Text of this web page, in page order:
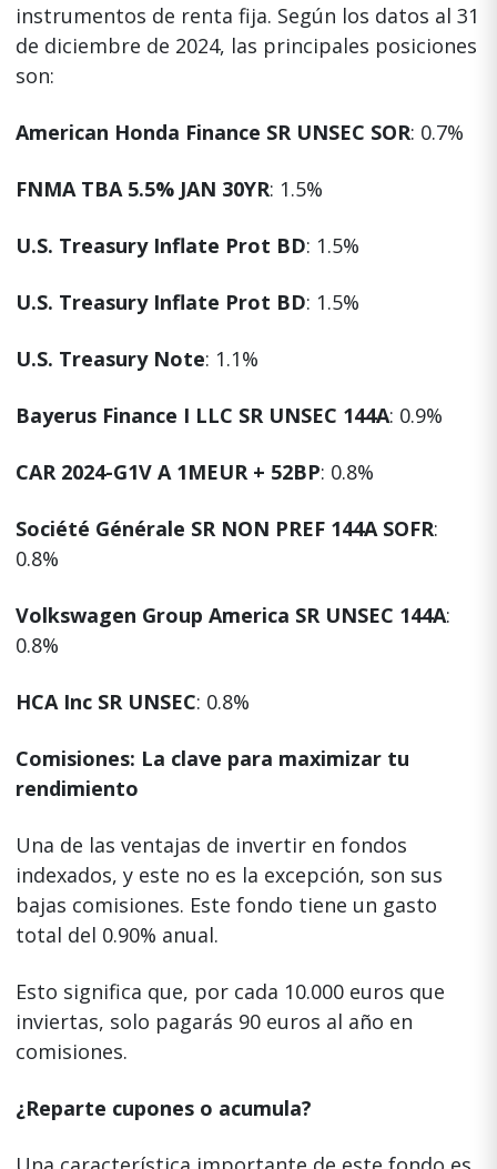
instrumentos de renta fija. Según los datos al 31
de diciembre de 2024, las principales posiciones
son:
American Honda Finance SR UNSEC SOR: 0.7%
FNMA TBA 5.5% JAN 30YR: 1.5%
U.S. Treasury Inflate Prot BD: 1.5%
U.S. Treasury Inflate Prot BD: 1.5%
U.S. Treasury Note: 1.1%
Bayerus Finance I LLC SR UNSEC 144A: 0.9%
CAR 2024-G1V A 1MEUR + 52BP: 0.8%
Société Générale SR NON PREF 144A SOFR:
0.8%
Volkswagen Group America SR UNSEC 144A:
0.8%
HCA Inc SR UNSEC: 0.8%
Comisiones: La clave para maximizar tu
rendimiento
Una de las ventajas de invertir en fondos
indexados, y este no es la excepción, son sus
bajas comisiones. Este fondo tiene un gasto
total del 0.90% anual.
Esto significa que, por cada 10.000 euros que
inviertas, solo pagarás 90 euros al año en
comisiones.
¿Reparte cupones o acumula?